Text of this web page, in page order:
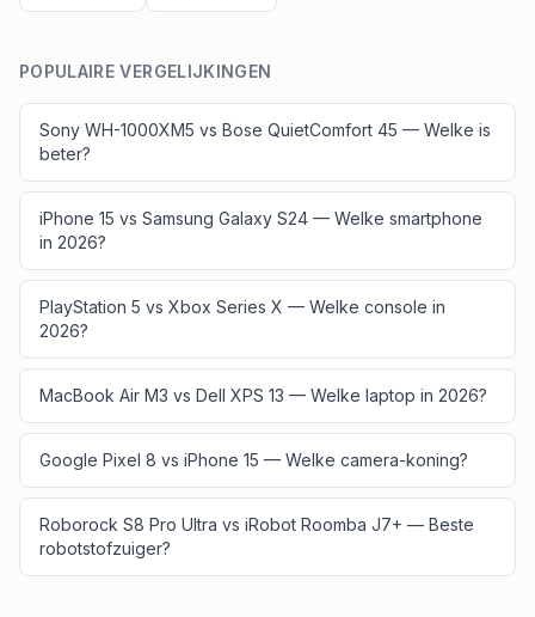
POPULAIRE VERGELIJKINGEN
Sony WH-1000XM5 vs Bose QuietComfort 45 — Welke is
beter?
iPhone 15 vs Samsung Galaxy S24 — Welke smartphone
in 2026?
PlayStation 5 vs Xbox Series X — Welke console in
2026?
MacBook Air M3 vs Dell XPS 13 — Welke laptop in 2026?
Google Pixel 8 vs iPhone 15 — Welke camera-koning?
Roborock S8 Pro Ultra vs iRobot Roomba J7+ — Beste
robotstofzuiger?